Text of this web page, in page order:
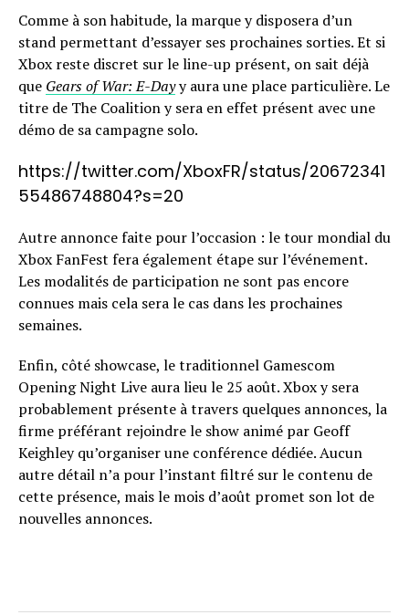
Comme à son habitude, la marque y disposera d’un
stand permettant d’essayer ses prochaines sorties. Et si
Xbox reste discret sur le line-up présent, on sait déjà
que Gears of War: E-Dayy aura une place particulière. Le
titre de The Coalition y sera en effet présent avec une
démo de sa campagne solo.
https://twitter.com/XboxFR/status/20672341
55486748804?s=20
Autre annonce faite pour l’occasion : le tour mondial du
Xbox FanFest fera également étape sur l’événement.
Les modalités de participation ne sont pas encore
connues mais cela sera le cas dans les prochaines
semaines.
Enfin, côté showcase, le traditionnel Gamescom
Opening Night Live aura lieu le 25 août. Xbox y sera
probablement présente à travers quelques annonces, la
firme préférant rejoindre le show animé par Geoff
Keighley qu’organiser une conférence dédiée. Aucun
autre détail n’a pour l’instant filtré sur le contenu de
cette présence, mais le mois d’août promet son lot de
nouvelles annonces.